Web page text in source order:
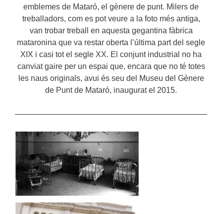
emblemes de Mataró, el gènere de punt. Milers de
treballadors, com es pot veure a la foto més antiga,
van trobar treball en aquesta gegantina fàbrica
mataronina que va restar oberta l’última part del segle
XIX i casi tot el segle XX. El conjunt industrial no ha
canviat gaire per un espai que, encara que no té totes
les naus originals, avui és seu del Museu del Gènere
de Punt de Mataró, inaugurat el 2015.